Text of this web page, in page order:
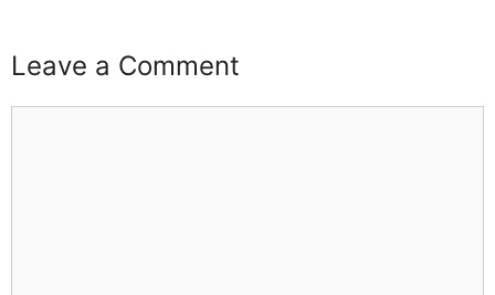
Leave a Comment